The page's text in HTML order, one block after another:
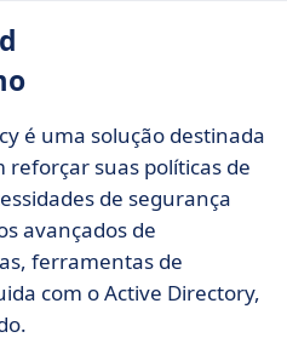
é uma solução destinada
reforçar suas políticas de
de segurança
avançados de
ferramentas de
com o Active Directory,